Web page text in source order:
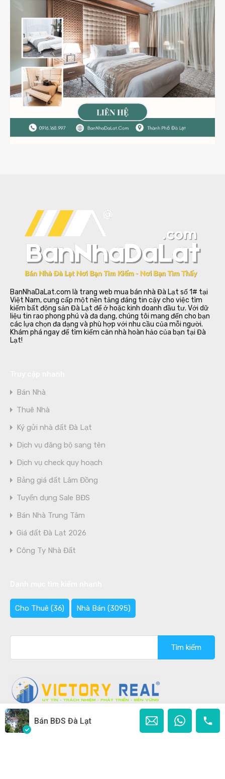
BanNhaDaLat.com là trang web mua bán nhà Đà Lạt số 1# tại
Việt Nam, cung cấp một nền tảng đáng tin cậy cho việc tìm
kiếm bất động sản Đà Lạt để ở hoặc kinh doanh đầu tư. Với dữ
liệu tin rao phong phú và đa dạng, chúng tôi mang đến cho bạn
các lựa chọn đa dạng và phù hợp với nhu cầu của mỗi người.
Khám phá ngay để tìm kiếm căn nhà hoàn hảo của bạn tại Đà
Lạt!
Bán Nhà
Thuê Nhà
Ký gửi nhà đất Đà Lạt
Dịch vụ đăng bộ sang tên
Dịch vụ check quy hoạch
Bảng giá đất Lâm Đồng
Tuyển dụng Sale BĐS
Bán Nhà Trung Tâm
Giá đất Đà Lạt 2026
Công Ty Nhà Đất
Cho Thuê (36) Nhà Bán (3095)
cho:
Copyright © 2020 - 2026 Bán nhà Đà Lạt Ghi rõ nguồn
Bán BĐS Đà Lạt